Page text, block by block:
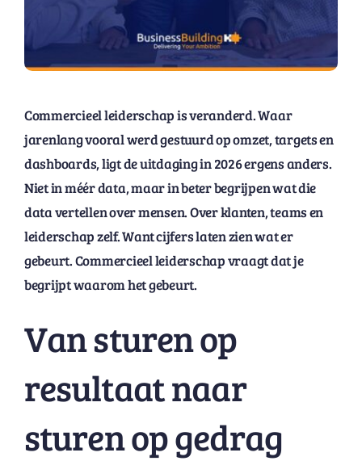
Commercieel leiderschap is veranderd. Waar
jarenlang vooral werd gestuurd op omzet, targets en
dashboards, ligt de uitdaging in 2026 ergens anders.
Niet in méér data, maar in beter begrijpen wat die
data vertellen over mensen. Over klanten, teams en
leiderschap zelf. Want cijfers laten zien wat er
gebeurt. Commercieel leiderschap vraagt dat je
begrijpt waarom het gebeurt.
Van sturen op
resultaat naar
sturen op gedrag